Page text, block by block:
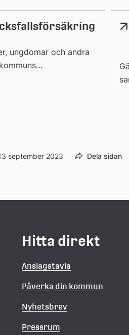
ungdomar och andra
september 2023 Dela sidan
Hitta direkt
Anslagstavla
Påverka din kommun
Nyhetsbrev
Pressrum